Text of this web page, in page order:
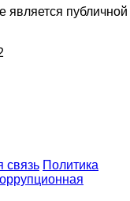
публичной
связь Политика